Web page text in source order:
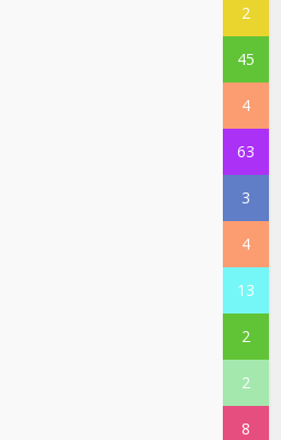
2
45
4
63
3
4
13
2
2
8